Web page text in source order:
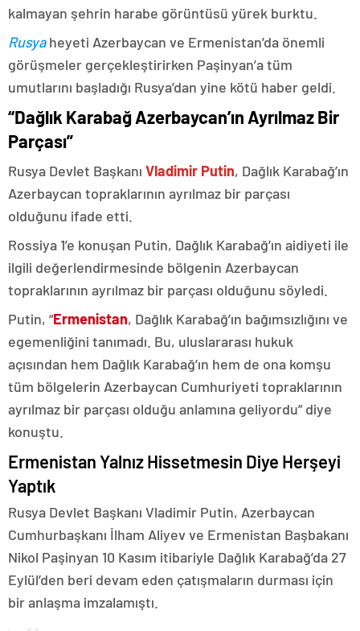
kalmayan şehrin harabe görüntüsü yürek burktu.
Rusyaheyeti Azerbaycan ve Ermenistan’da önemli
görüşmeler gerçekleştirirken Paşinyan’a tüm
umutlarını başladığı Rusya’dan yine kötü haber geldi.
“Dağlık Karabağ Azerbaycan’ın Ayrılmaz Bir
Parçası”
Rusya Devlet Başkanı Vladimir Putin, Dağlık Karabağ’ın
Azerbaycan topraklarının ayrılmaz bir parçası
olduğunu ifade etti.
Rossiya 1’e konuşan Putin, Dağlık Karabağ’ın aidiyeti ile
ilgili değerlendirmesinde bölgenin Azerbaycan
topraklarının ayrılmaz bir parçası olduğunu söyledi.
Putin, “Ermenistan, Dağlık Karabağ’ın bağımsızlığını ve
egemenliğini tanımadı. Bu, uluslararası hukuk
açısından hem Dağlık Karabağ’ın hem de ona komşu
tüm bölgelerin Azerbaycan Cumhuriyeti topraklarının
ayrılmaz bir parçası olduğu anlamına geliyordu” diye
konuştu.
Ermenistan Yalnız Hissetmesin Diye Herşeyi
Yaptık
Rusya Devlet Başkanı Vladimir Putin, Azerbaycan
Cumhurbaşkanı İlham Aliyev ve Ermenistan Başbakanı
Nikol Paşinyan 10 Kasım itibariyle Dağlık Karabağ’da 27
Eylül’den beri devam eden çatışmaların durması için
bir anlaşma imzalamıştı.